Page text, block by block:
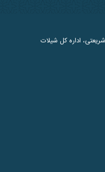
اداره کل شیلات